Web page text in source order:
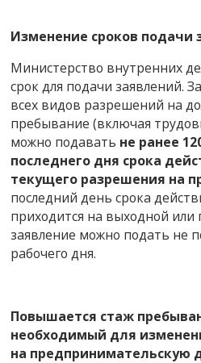
Изменение сроков подачи
Министерство внутренних
срок для подачи заявлений.
всех видов разрешений на
пребывание (включая
можно подавать не ранее
последнего дня срока
текущего разрешения на
последний день срока
приходится на выходной
заявление можно подать не
рабочего дня.
Повышается стаж
необходимый для
на предпринимательскую